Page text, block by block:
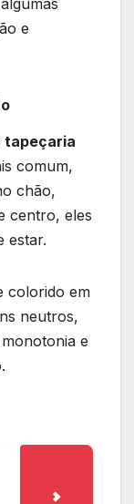
e
tapeçaria
comum,
chão,
centro, eles
estar.
colorido em
neutros,
e